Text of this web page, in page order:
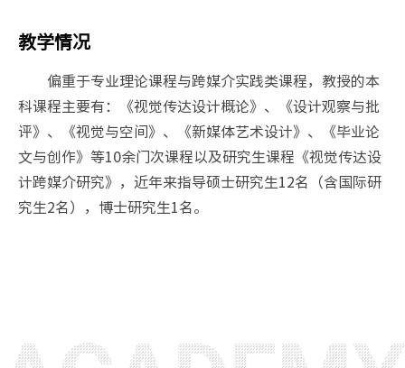
教学情况
偏重于专业理论课程与跨媒介实践类课程，教授的本
科课程主要有：《视觉传达设计概论》、《设计观察与批
评》、《视觉与空间》、《新媒体艺术设计》、《毕业论
文与创作》等10余门次课程以及研究生课程《视觉传达设
计跨媒介研究》，近年来指导硕士研究生12名（含国际研
究生2名），博士研究生1名。